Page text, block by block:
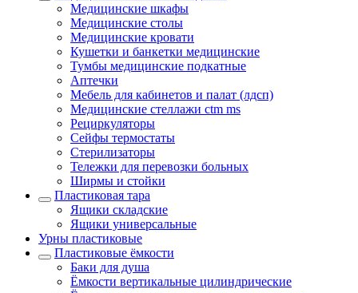
Медицинские шкафы
Медицинские столы
Медицинские кровати
Кушетки и банкетки медицинские
Тумбы медицинские подкатные
Аптечки
Мебель для кабинетов и палат (лдсп)
Медицинские стеллажи ctm ms
Рециркуляторы
Сейфы термостаты
Стерилизаторы
Тележки для перевозки больных
Ширмы и стойки
Пластиковая тара
Ящики складские
Ящики универсальные
Урны пластиковые
Пластиковые ёмкости
Баки для душа
Ёмкости вертикальные цилиндрические